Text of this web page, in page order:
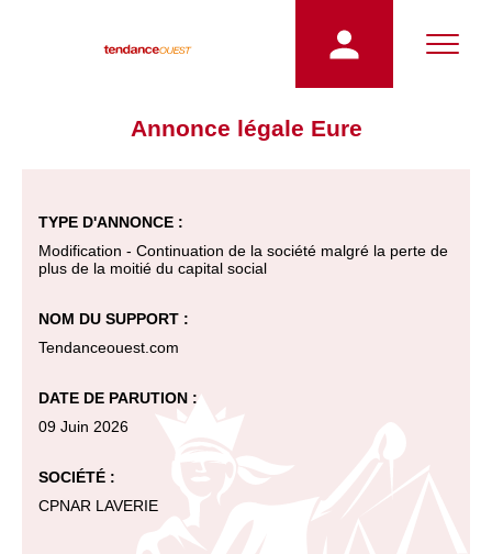
Annonce légale Eure
TYPE D'ANNONCE :
Modification - Continuation de la société malgré la perte de
plus de la moitié du capital social
NOM DU SUPPORT :
Tendanceouest.com
DATE DE PARUTION :
09 Juin 2026
SOCIÉTÉ :
CPNAR LAVERIE